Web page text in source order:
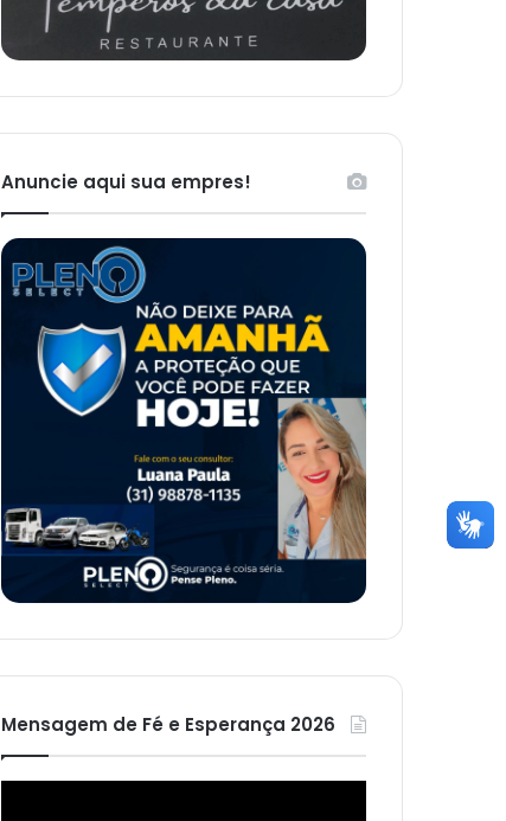
Anuncie aqui sua empres!
Mensagem de Fé e Esperança 2026